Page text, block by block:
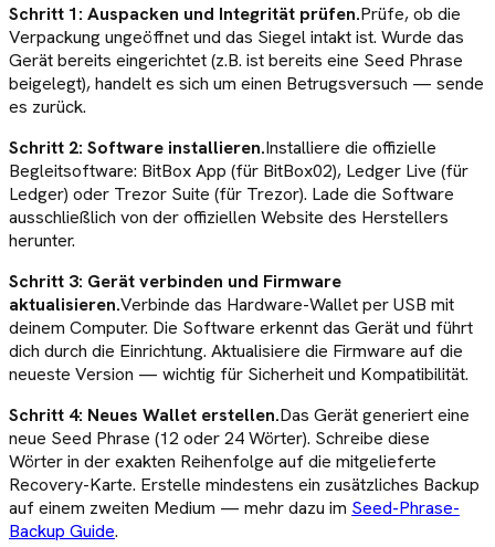
Schritt 1: Auspacken und Integrität prüfen.Prüfe, ob die
Verpackung ungeöffnet und das Siegel intakt ist. Wurde das
Gerät bereits eingerichtet (z.B. ist bereits eine Seed Phrase
beigelegt), handelt es sich um einen Betrugsversuch — sende
es zurück.
Schritt 2: Software installieren.Installiere die offizielle
Begleitsoftware: BitBox App (für BitBox02), Ledger Live (für
Ledger) oder Trezor Suite (für Trezor). Lade die Software
ausschließlich von der offiziellen Website des Herstellers
herunter.
Schritt 3: Gerät verbinden und Firmware
aktualisieren.Verbinde das Hardware-Wallet per USB mit
deinem Computer. Die Software erkennt das Gerät und führt
dich durch die Einrichtung. Aktualisiere die Firmware auf die
neueste Version — wichtig für Sicherheit und Kompatibilität.
Schritt 4: Neues Wallet erstellen.Das Gerät generiert eine
neue Seed Phrase (12 oder 24 Wörter). Schreibe diese
Wörter in der exakten Reihenfolge auf die mitgelieferte
Recovery-Karte. Erstelle mindestens ein zusätzliches Backup
auf einem zweiten Medium — mehr dazu im Seed-Phrase-
Backup Guide.